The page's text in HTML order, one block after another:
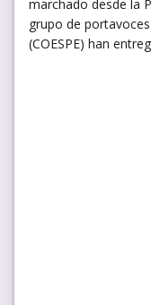
marchado desde la
grupo de
(COESPE) han